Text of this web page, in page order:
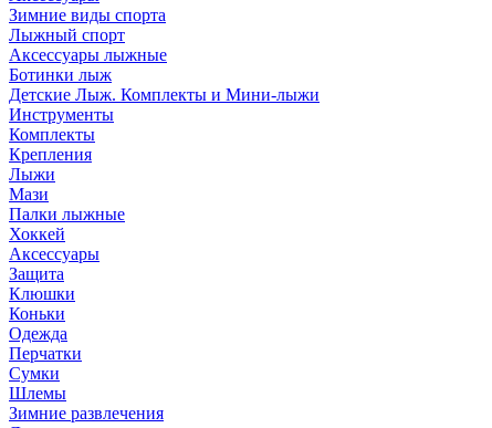
Зимние виды спорта
Лыжный спорт
Аксессуары лыжные
Ботинки лыж
Детские Лыж. Комплекты и Мини-лыжи
Инструменты
Комплекты
Крепления
Лыжи
Мази
Палки лыжные
Хоккей
Аксессуары
Защита
Клюшки
Коньки
Одежда
Перчатки
Сумки
Шлемы
Зимние развлечения